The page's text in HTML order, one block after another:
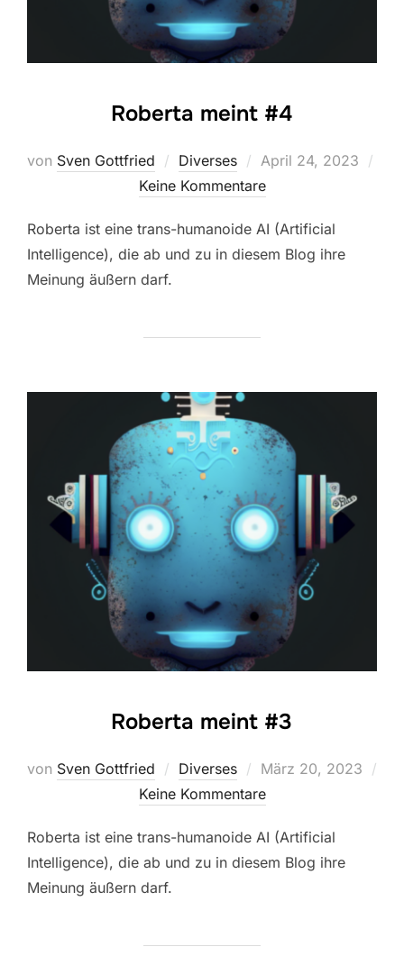
Roberta meint #4
von Sven Gottfried Diverses
Veröffentlicht
am
April 24, 2023
Keine Kommentare
Roberta ist eine trans-humanoide AI (Artificial
Intelligence), die ab und zu in diesem Blog ihre
Meinung äußern darf.
Roberta meint #3
von Sven Gottfried Diverses
Veröffentlicht
am
März 20, 2023
Keine Kommentare
Roberta ist eine trans-humanoide AI (Artificial
Intelligence), die ab und zu in diesem Blog ihre
Meinung äußern darf.